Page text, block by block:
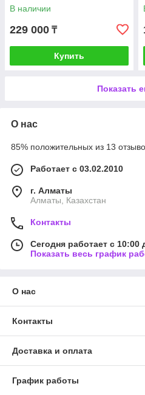
В наличии
229 000 ₸
Купить
Показать
О нас
85% положительных из 13
Работает с 03.02.2010
г. Алматы
Алматы, Казахстан
Контакты
Сегодня работает с 10:00
Показать весь график
О нас
Контакты
Доставка и оплата
График работы